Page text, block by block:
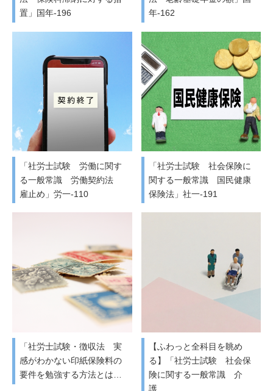
置」国年-196
年-162
「社労士試験 労働に関す
る一般常識 労働契約法
雇止め」労一-110
「社労士試験 社会保険に
関する一般常識 国民健康
保険法」社一-191
「社労士試験・徴収法 実
感がわかない印紙保険料の
要件を勉強する方法とは…
【ふわっと全科目を眺め
る】「社労士試験 社会保
険に関する一般常識 介
護…